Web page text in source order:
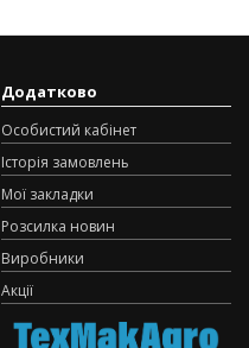
Додатково
Особистий кабінет
Історія замовлень
Мої закладки
Розсилка новин
Виробники
Акції